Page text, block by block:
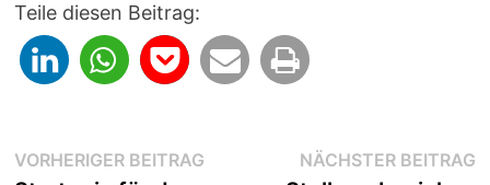
Teile diesen Beitrag:
Beitragsnavigation
VORHERIGER BEITRAG VorherigerNÄCHSTER BEITRAG